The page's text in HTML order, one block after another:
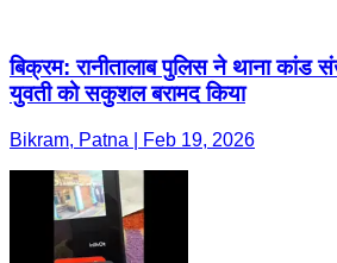
बिक्रम: रानीतालाब पुलिस ने थाना
युवती को सकुशल बरामद किया
Bikram, Patna | Feb 19, 2026